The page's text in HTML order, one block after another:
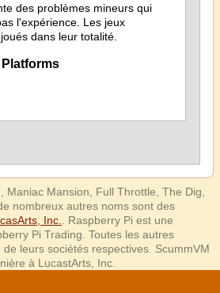
des problèmes mineurs qui
l'expérience. Les jeux
dans leur totalité.
Maniac Mansion, Full Throttle, The Dig,
nombreux autres noms sont des
Inc.
. Raspberry Pi est une
Pi Trading. Toutes les autres
leurs sociétés respectives. ScummVM
à LucastArts, Inc.